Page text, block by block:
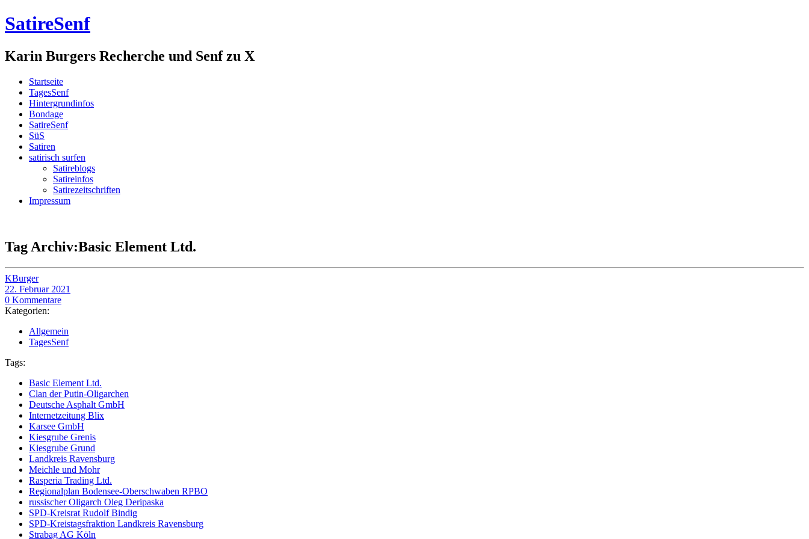
SatireSenf
Karin Burgers Recherche und Senf zu X
Startseite
TagesSenf
Hintergrundinfos
Bondage
SatireSenf
SüS
Satiren
satirisch surfen
Satireblogs
Satireinfos
Satirezeitschriften
Impressum
Tag Archiv:Basic Element Ltd.
KBurger
22. Februar 2021
0 Kommentare
Kategorien:
Allgemein
TagesSenf
Tags:
Basic Element Ltd.
Clan der Putin-Oligarchen
Deutsche Asphalt GmbH
Internetzeitung Blix
Karsee GmbH
Kiesgrube Grenis
Kiesgrube Grund
Landkreis Ravensburg
Meichle und Mohr
Rasperia Trading Ltd.
Regionalplan Bodensee-Oberschwaben RPBO
russischer Oligarch Oleg Deripaska
SPD-Kreisrat Rudolf Bindig
SPD-Kreistagsfraktion Landkreis Ravensburg
Strabag AG Köln